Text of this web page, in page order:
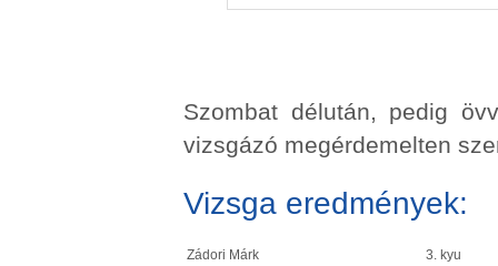
Szombat délután, pedig
vizsgázó megérdemelten
Vizsga eredmények:
Zádori Márk
3. kyu